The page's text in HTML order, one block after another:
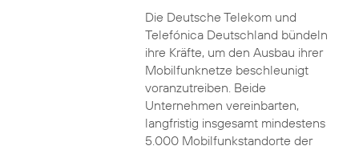
Die Deutsche Telekom und
Telefónica Deutschland bündeln
ihre Kräfte, um den Ausbau ihrer
Mobilfunknetze beschleunigt
voranzutreiben. Beide
Unternehmen vereinbarten,
langfristig insgesamt mindestens
5.000 Mobilfunkstandorte der